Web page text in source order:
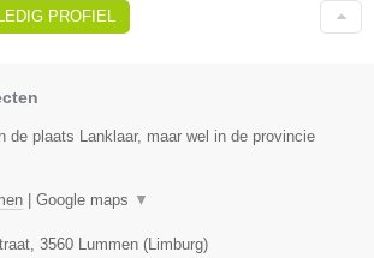
PROFIEL
de plaats Lanklaar, maar wel in de provincie
Google maps ▼
3560 Lummen ( Limburg)